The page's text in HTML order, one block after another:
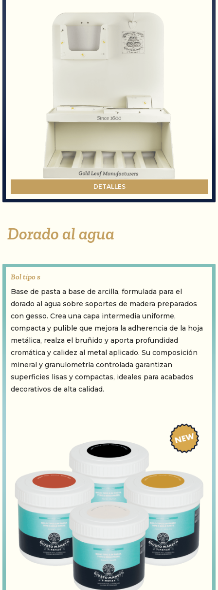
DETALLES
Dorado al agua
Bol tipo s
Base de pasta a base de arcilla, formulada para el
dorado al agua sobre soportes de madera preparados
con gesso. Crea una capa intermedia uniforme,
compacta y pulible que mejora la adherencia de la hoja
metálica, realza el bruñido y aporta profundidad
cromática y calidez al metal aplicado. Su composición
mineral y granulometría controlada garantizan
superficies lisas y compactas, ideales para acabados
decorativos de alta calidad.